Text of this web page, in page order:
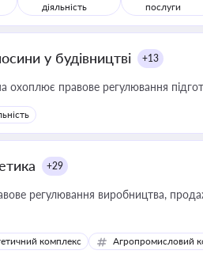
діяльність
послуги
у будівництві +13
охоплює правове регулювання
+29
регулювання виробництва,
комплекс Агропромисловий